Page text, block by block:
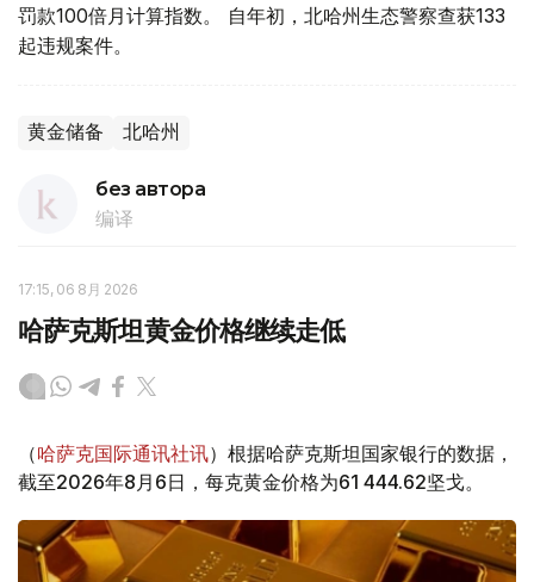
罚款100倍月计算指数。 自年初，北哈州生态警察查获133
起违规案件。
黄金储备 北哈州
без автора
编译
17:15, 06 8月 2026
哈萨克斯坦黄金价格继续走低
（哈萨克国际通讯社讯）根据哈萨克斯坦国家银行的数据，
截至2026年8月6日，每克黄金价格为61 444.62坚戈。